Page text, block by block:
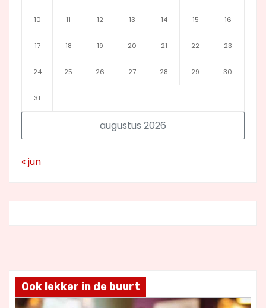
augustus 2026
10 11 12 13 14 15 16
17 18 19 20 21 22 23
24 25 26 27 28 29 30
31
« jun
Ook lekker in de buurt